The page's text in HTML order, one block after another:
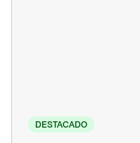
DESTACADO